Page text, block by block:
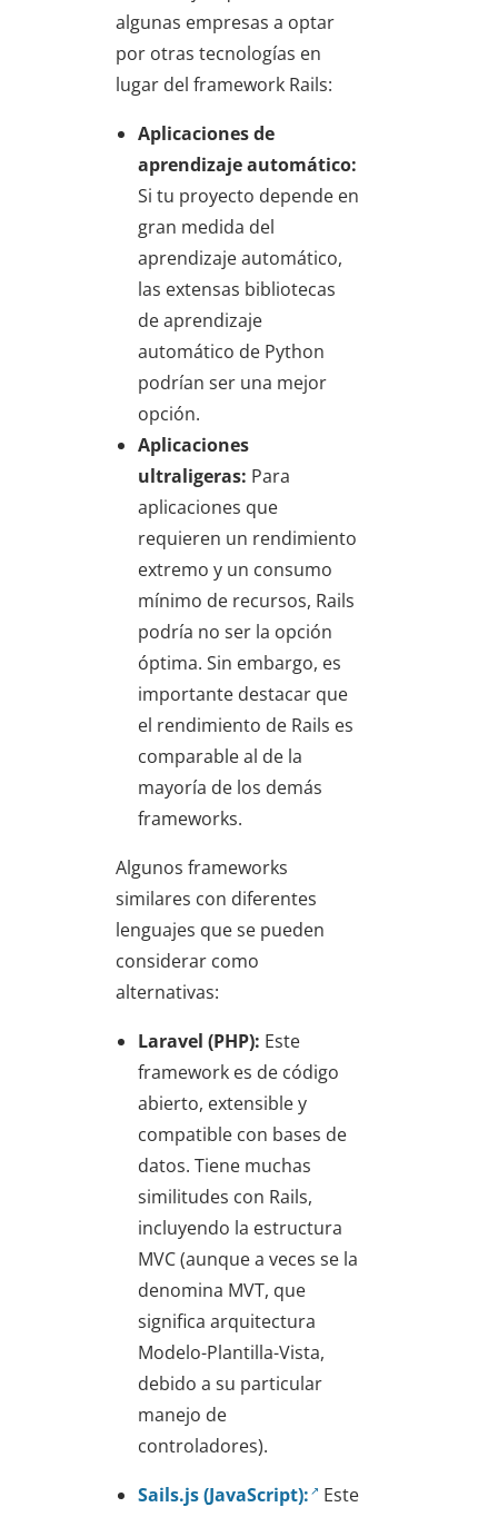
algunas empresas a optar
por otras tecnologías en
lugar del framework Rails:
Aplicaciones de
aprendizaje automático:
Si tu proyecto depende en
gran medida del
aprendizaje automático,
las extensas bibliotecas
de aprendizaje
automático de Python
podrían ser una mejor
opción.
Aplicaciones
ultraligeras: Para
aplicaciones que
requieren un rendimiento
extremo y un consumo
mínimo de recursos, Rails
podría no ser la opción
óptima. Sin embargo, es
importante destacar que
el rendimiento de Rails es
comparable al de la
mayoría de los demás
frameworks.
Algunos frameworks
similares con diferentes
lenguajes que se pueden
considerar como
alternativas:
Laravel (PHP): Este
framework es de código
abierto, extensible y
compatible con bases de
datos. Tiene muchas
similitudes con Rails,
incluyendo la estructura
MVC (aunque a veces se la
denomina MVT, que
significa arquitectura
Modelo-Plantilla-Vista,
debido a su particular
manejo de
controladores).
Sails.js (JavaScript):
Este